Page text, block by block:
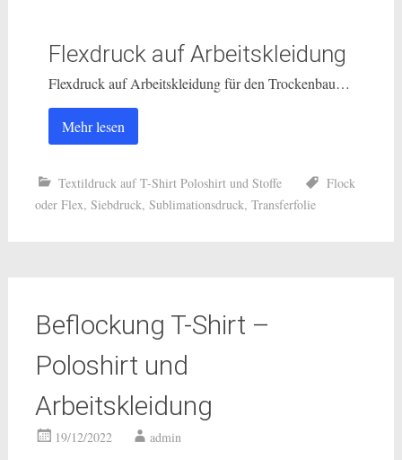
Flexdruck auf Arbeitskleidung
Flexdruck auf Arbeitskleidung für den Trockenbau…
Mehr lesen
Textildruck auf T-Shirt Poloshirt und Stoffe
Flock
oder Flex, Siebdruck, Sublimationsdruck, Transferfolie
Beflockung T-Shirt –
Poloshirt und
Arbeitskleidung
19/12/2022 admin